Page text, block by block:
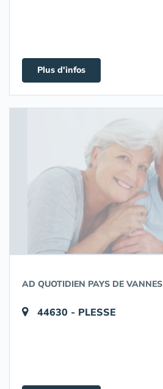
Plus d'infos
AD QUOTIDIEN PAYS DE VANNES
44630 - PLESSE